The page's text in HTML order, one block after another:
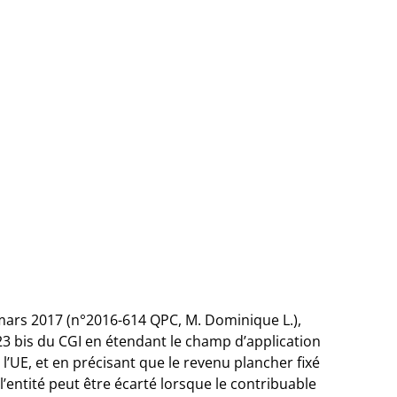
2017 (n°2016-614 QPC, M. Dominique L.),
bis du CGI en étendant le champ d’application
et en précisant que le revenu plancher fixé
peut être écarté lorsque le contribuable